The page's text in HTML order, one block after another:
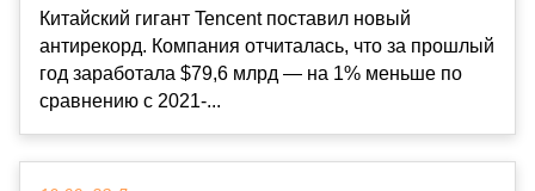
Китайский гигант Tencent поставил новый
антирекорд. Компания отчиталась, что за прошлый
год заработала $79,6 млрд — на 1% меньше по
сравнению с 2021-...